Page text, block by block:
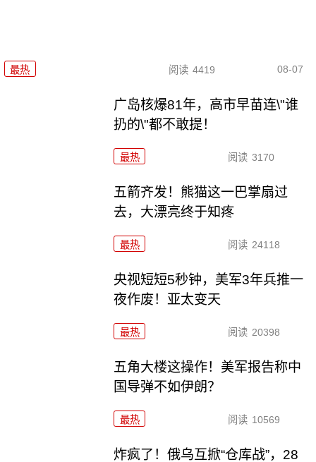
最热 阅读 4419 08-07
广岛核爆81年，高市早苗连\"谁
扔的\"都不敢提！
最热 阅读 3170
五箭齐发！熊猫这一巴掌扇过
去，大漂亮终于知疼
最热 阅读 24118
央视短短5秒钟，美军3年兵推一
夜作废！亚太变天
最热 阅读 20398
五角大楼这操作！美军报告称中
国导弹不如伊朗？
最热 阅读 10569
炸疯了！俄乌互掀“仓库战”，28